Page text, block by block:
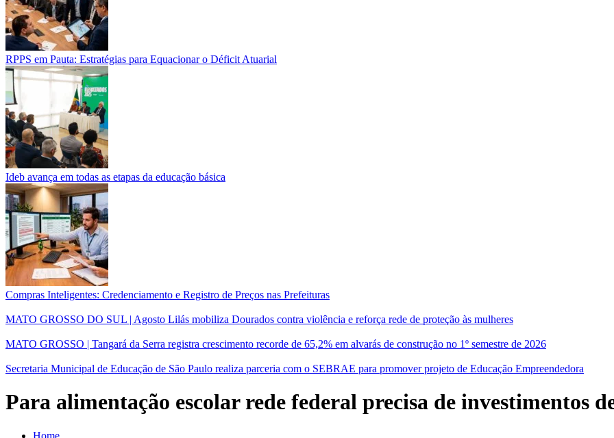
RPPS em Pauta: Estratégias para Equacionar o Déficit Atuarial
Ideb avança em todas as etapas da educação básica
Compras Inteligentes: Credenciamento e Registro de Preços nas Prefeituras
MATO GROSSO DO SUL | Agosto Lilás mobiliza Dourados contra violência e reforça rede de proteção às mulheres
MATO GROSSO | Tangará da Serra registra crescimento recorde de 65,2% em alvarás de construção no 1º semestre de 2026
Secretaria Municipal de Educação de São Paulo realiza parceria com o SEBRAE para promover projeto de Educação Empreendedora
Para alimentação escolar rede federal precisa de investimentos
Home